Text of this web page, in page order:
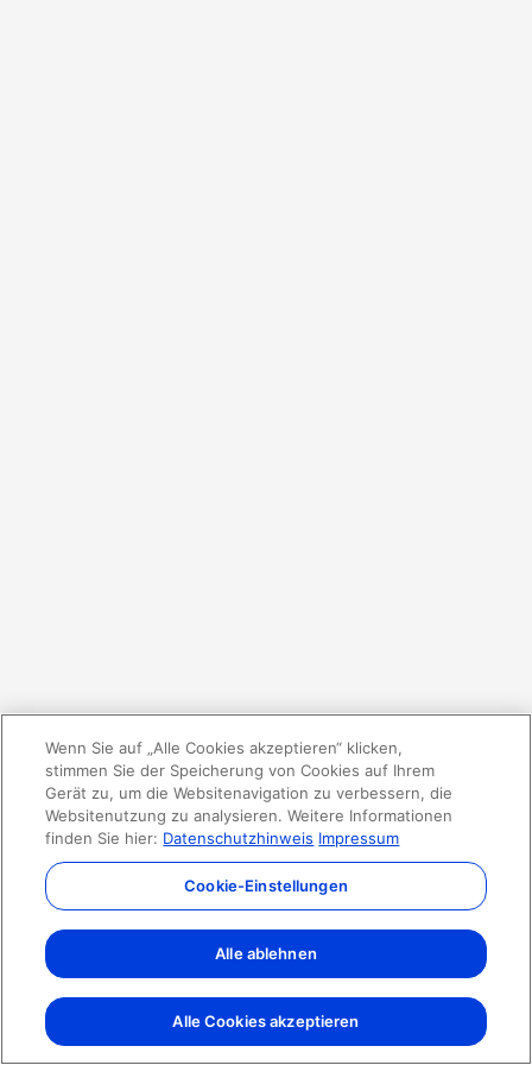
Wenn Sie auf „Alle Cookies akzeptieren“ klicken,
stimmen Sie der Speicherung von Cookies auf Ihrem
Gerät zu, um die Websitenavigation zu verbessern, die
Websitenutzung zu analysieren. Weitere Informationen
finden Sie hier: Datenschutzhinweis Impressum
Cookie-Einstellungen
Alle ablehnen
Alle Cookies akzeptieren